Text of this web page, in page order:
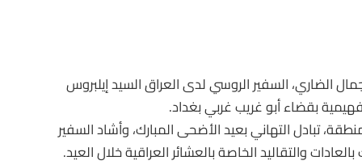
الضاري، السفير الروسي لدى العراق السيد إيلبروس
بقضاء أبو غريب غربي بغداد.
تبادل التهاني بعيد الأضحى المبارك، وأشاد السفير
والتقاليد الخاصة بالعشائر العراقية خلال العيد.